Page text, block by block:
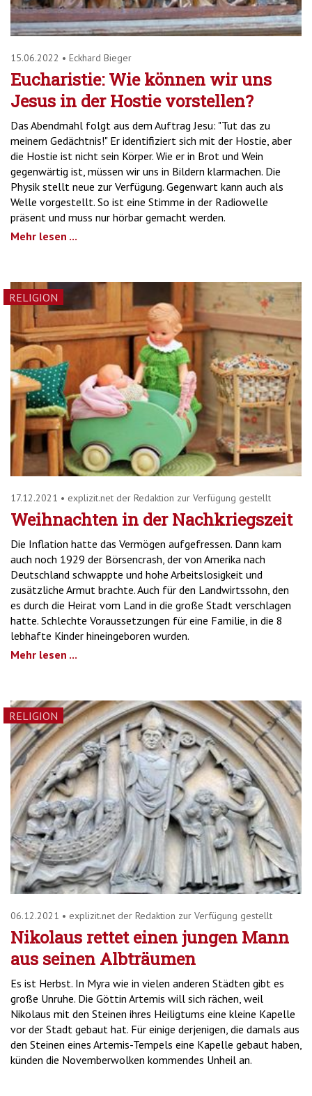
15.06.2022 • Eckhard Bieger
Eucharistie: Wie können wir uns
Jesus in der Hostie vorstellen?
Das Abendmahl folgt aus dem Auftrag Jesu: "Tut das zu
meinem Gedächtnis!" Er identifiziert sich mit der Hostie, aber
die Hostie ist nicht sein Körper. Wie er in Brot und Wein
gegenwärtig ist, müssen wir uns in Bildern klarmachen. Die
Physik stellt neue zur Verfügung. Gegenwart kann auch als
Welle vorgestellt. So ist eine Stimme in der Radiowelle
präsent und muss nur hörbar gemacht werden.
Mehr lesen ...
RELIGION
17.12.2021 • explizit.net der Redaktion zur Verfügung gestellt
Weihnachten in der Nachkriegszeit
Die Inflation hatte das Vermögen aufgefressen. Dann kam
auch noch 1929 der Börsencrash, der von Amerika nach
Deutschland schwappte und hohe Arbeitslosigkeit und
zusätzliche Armut brachte. Auch für den Landwirtssohn, den
es durch die Heirat vom Land in die große Stadt verschlagen
hatte. Schlechte Voraussetzungen für eine Familie, in die 8
lebhafte Kinder hineingeboren wurden.
Mehr lesen ...
RELIGION
06.12.2021 • explizit.net der Redaktion zur Verfügung gestellt
Nikolaus rettet einen jungen Mann
aus seinen Albträumen
Es ist Herbst. In Myra wie in vielen anderen Städten gibt es
große Unruhe. Die Göttin Artemis will sich rächen, weil
Nikolaus mit den Steinen ihres Heiligtums eine kleine Kapelle
vor der Stadt gebaut hat. Für einige derjenigen, die damals aus
den Steinen eines Artemis-Tempels eine Kapelle gebaut haben,
künden die Novemberwolken kommendes Unheil an.